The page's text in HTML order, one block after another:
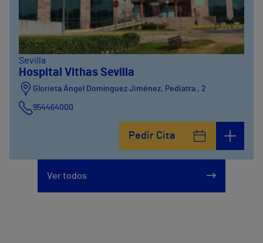
Sevilla
Hospital Vithas Sevilla
Glorieta Ángel Domínguez Jiménez, Pediatra , 2
954464000
Pedir Cita
Ver todos